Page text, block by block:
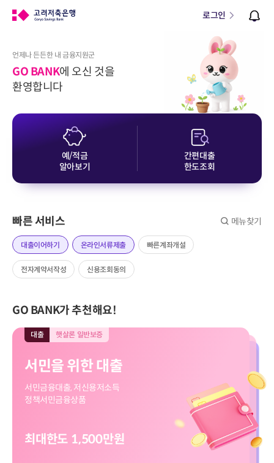
로그인
언제나 든든한 내 금융지원군
GO BANK에 오신 것을
환영합니다
예/적금
알아보기
간편대출
한도조회
빠른 서비스 메뉴찾기
대출이어하기 온라인서류제출 빠른계좌개설
전자계약서작성 신용조회동의
GO BANK가 추천해요!
대출 햇살론 일반보증
서민을 위한 대출
서민금융대출, 저신용저소득
정책서민금융상품
최대한도 1,500만원
대출 모바일전용
직장인 신규대출
대출신청부터 송금까지
쉽고 빠르게
최대한도 8천만원
보고파플러스 파킹통장
입출금 자유!
하루만 맡겨도 이자가 쏠쏠
최고 3.20%
마이버킷 정기적금
나의 버킷리스트를 이뤄줄
마이버킷 정기적금
최고금리 3.00%
서민을 위한 대출
최대한도 1,500만원
직장인 신규대출
최대한도 8천만원